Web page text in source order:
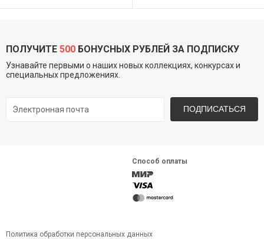
ПОЛУЧИТЕ 500 БОНУСНЫХ РУБЛЕЙ ЗА ПОДПИСКУ
Узнавайте первыми о наших новых коллекциях, конкурсах и
специальных предложениях.
ПОДПИСАТЬСЯ
Способ оплаты
Политика обработки персональных данных